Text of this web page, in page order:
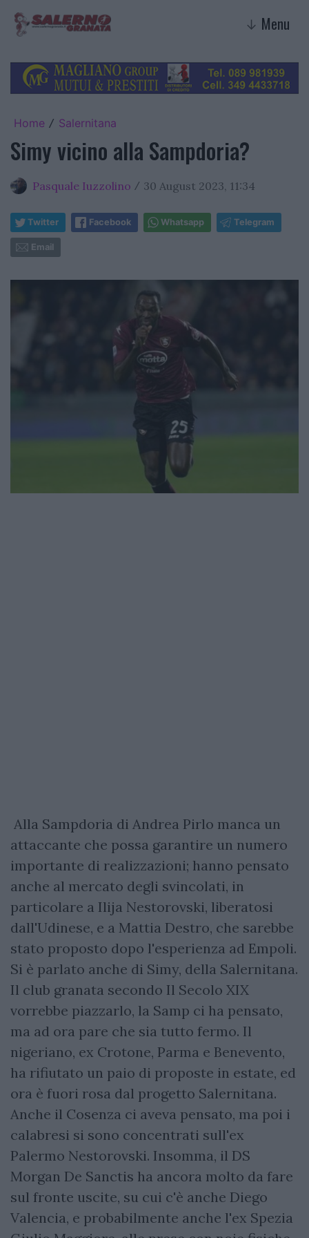
↓ Menu
Home / Salernitana
Simy vicino alla Sampdoria?
Pasquale Iuzzolino / 30 August 2023, 11:34
Twitter Facebook Whatsapp Telegram
Email
Alla Sampdoria di Andrea Pirlo manca un
attaccante che possa garantire un numero
importante di realizzazioni; hanno pensato
anche al mercato degli svincolati, in
particolare a Ilija Nestorovski, liberatosi
dall'Udinese, e a Mattia Destro, che sarebbe
stato proposto dopo l'esperienza ad Empoli.
Si è parlato anche di Simy, della Salernitana.
Il club granata secondo Il Secolo XIX
vorrebbe piazzarlo, la Samp ci ha pensato,
ma ad ora pare che sia tutto fermo. Il
nigeriano, ex Crotone, Parma e Benevento,
ha rifiutato un paio di proposte in estate, ed
ora è fuori rosa dal progetto Salernitana.
Anche il Cosenza ci aveva pensato, ma poi i
calabresi si sono concentrati sull'ex
Palermo Nestorovski. Insomma, il DS
Morgan De Sanctis ha ancora molto da fare
sul fronte uscite, su cui c'è anche Diego
Valencia, e probabilmente anche l'ex Spezia